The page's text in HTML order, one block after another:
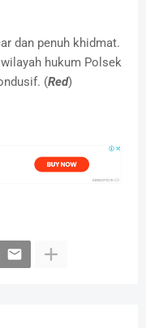
dan penuh khidmat.
hukum Polsek
(Red)